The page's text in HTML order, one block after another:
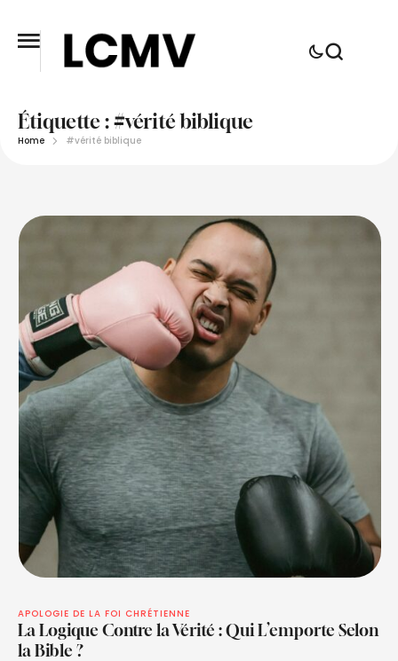
Étiquette :#vérité biblique
Home #vérité biblique
APOLOGIE DE LA FOI CHRÉTIENNE
La Logique Contre la Vérité : Qui L’emporte Selon
la Bible ?